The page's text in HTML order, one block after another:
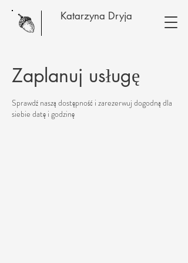
Katarzyna Dryja
Zaplanuj usługę
Sprawdź naszą dostępność i zarezerwuj dogodną dla
siebie datę i godzinę